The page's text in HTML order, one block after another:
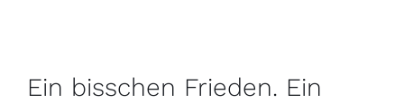
Ein bisschen Frieden. Ein